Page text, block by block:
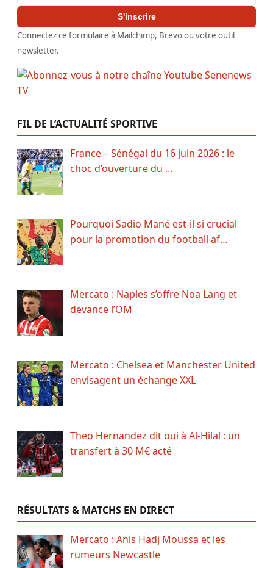
S'inscrire
Connectez ce formulaire à Mailchimp, Brevo ou votre outil
newsletter.
FIL DE L’ACTUALITÉ SPORTIVE
France – Sénégal du 16 juin 2026 : le
choc d’ouverture du …
Pourquoi Sadio Mané est-il si crucial
pour la promotion du football af…
Mercato : Naples s’offre Noa Lang et
devance l’OM
Mercato : Chelsea et Manchester United
envisagent un échange XXL
Theo Hernandez dit oui à Al-Hilal : un
transfert à 30 M€ acté
RÉSULTATS & MATCHS EN DIRECT
Mercato : Anis Hadj Moussa et les
rumeurs Newcastle